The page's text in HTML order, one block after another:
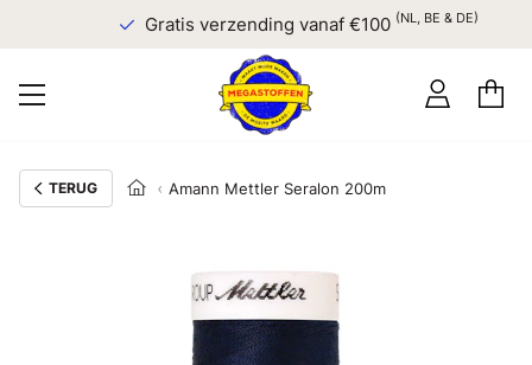
Gratis verzending vanaf €100(NL, BE & DE)
TERUG Amann Mettler Seralon 200m